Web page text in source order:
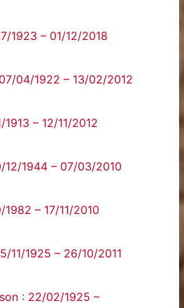
1923 – 01/12/2018
04/1922 – 13/02/2012
– 12/11/2012
1944 – 07/03/2010
– 17/11/2010
11/1925 – 26/10/2011
: 22/02/1925 –